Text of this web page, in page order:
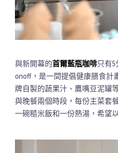
與新開幕的首爾藍瓶咖啡只有
onoff，是一間提倡健康膳食計
牌自製的蔬果汁、鷹嘴豆泥罐
與晚餐兩個時段，每份主菜套
一碗糙米飯和一份熱湯，希望